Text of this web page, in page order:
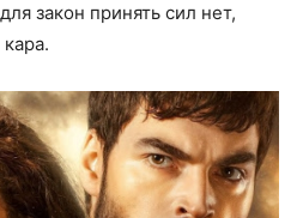
закон принять сил нет,